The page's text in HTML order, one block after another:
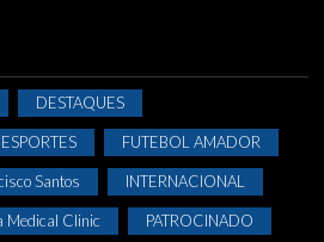
DESTAQUES
ESPORTES FUTEBOL AMADOR
Santos INTERNACIONAL
Medical Clinic PATROCINADO